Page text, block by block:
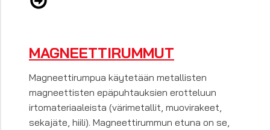
MAGNEETTIRUMMUT
Magneettirumpua käytetään metallisten
magneettisten epäpuhtauksien erotteluun
irtomateriaaleista (värimetallit, muovirakeet,
sekajäte, hiili). Magneettirummun etuna on se,